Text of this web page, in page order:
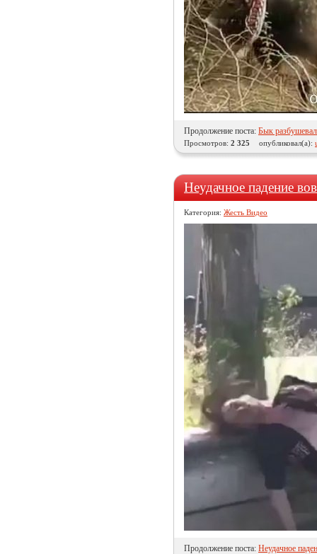
Продолжение поста: Бык
Просмотров: 2 325 опубликовал(а):
Неудачное падение
Категория: Жесть Видео
Продолжение поста: Неудачное